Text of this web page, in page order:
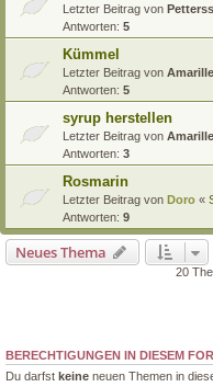
Letzter Beitrag von
Antworten: 5
Kümmel
Letzter Beitrag von Amarille
Antworten: 5
syrup herstellen
Letzter Beitrag von Amarille
Antworten: 3
Rosmarin
Letzter Beitrag von Doro «
Antworten: 9
Neues Thema
20
BERECHTIGUNGEN IN DIESEM
Du darfst keine neuen Themen in